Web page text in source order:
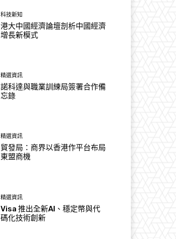
科技新知
港大中國經濟論壇剖析中國經濟
增長新模式
精選資訊
諾科達與職業訓練局簽署合作備
忘錄
精選資訊
貿發局：商界以香港作平台布局
東盟商機
精選資訊
Visa 推出全新AI、穩定幣與代
碼化技術創新